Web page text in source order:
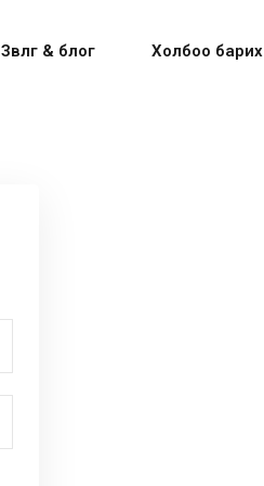
Зөвлөгөө & блог Холбоо барих